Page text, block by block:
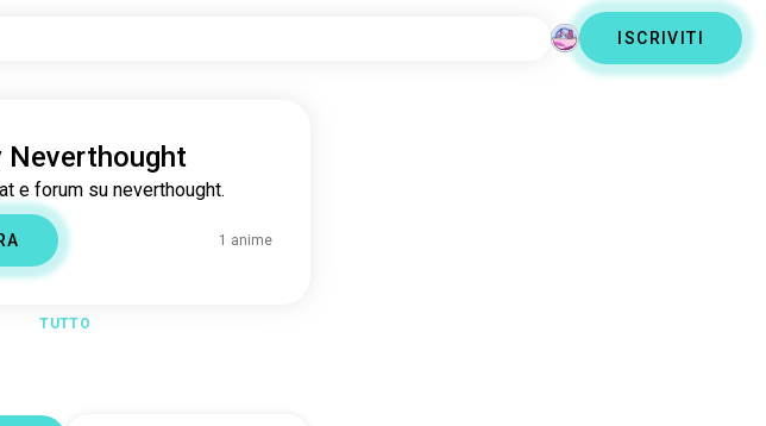
ISCRIVITI
Neverthought
e forum su neverthought.
1 anime
TUTTO